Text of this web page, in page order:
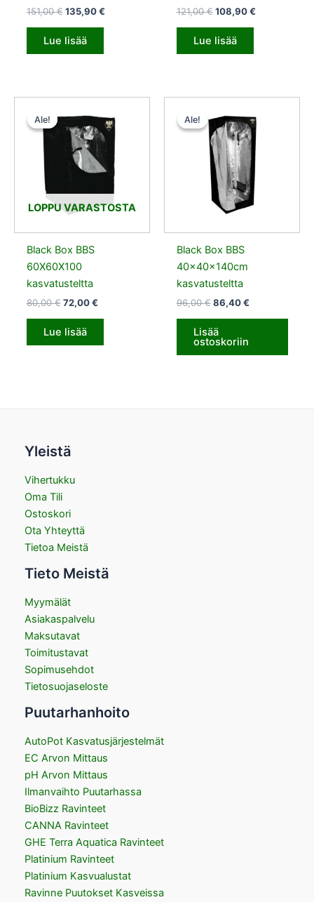
151,00€ 135,90€
Lue lisää
121,00€ 108,90€
Lue lisää
Ale!
LOPPU VARASTOSTA
Ale!
Black Box BBS
60X60X100
kasvatusteltta
80,00€
hinta
oli:
80,00 €.
72,00€
hinta
on:
72,00 €.
Lue lisää
Ale!
Ale!
Black Box BBS
40x40x140cm
kasvatusteltta
96,00€
hinta
oli:
96,00 €.
86,40€
hinta
on:
86,40 €.
Lisää
ostoskoriin
Yleistä
Vihertukku
Oma Tili
Ostoskori
Ota Yhteyttä
Tietoa Meistä
Tieto Meistä
Myymälät
Asiakaspalvelu
Maksutavat
Toimitustavat
Sopimusehdot
Tietosuojaseloste
Puutarhanhoito
AutoPot Kasvatusjärjestelmät
EC Arvon Mittaus
pH Arvon Mittaus
Ilmanvaihto Puutarhassa
BioBizz Ravinteet
CANNA Ravinteet
GHE Terra Aquatica Ravinteet
Platinium Ravinteet
Platinium Kasvualustat
Ravinne Puutokset Kasveissa